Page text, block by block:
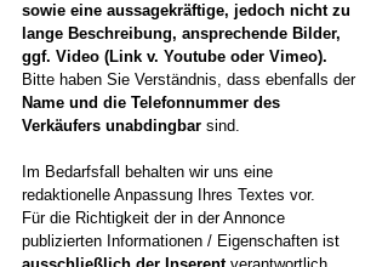
sowie eine aussagekräftige, jedoch nicht zu
lange Beschreibung, ansprechende Bilder,
ggf. Video (Link v. Youtube oder Vimeo).
Bitte haben Sie Verständnis, dass ebenfalls der
Name und die Telefonnummer des
Verkäufers unabdingbar sind.
Im Bedarfsfall behalten wir uns eine
redaktionelle Anpassung Ihres Textes vor.
Für die Richtigkeit der in der Annonce
publizierten Informationen / Eigenschaften ist